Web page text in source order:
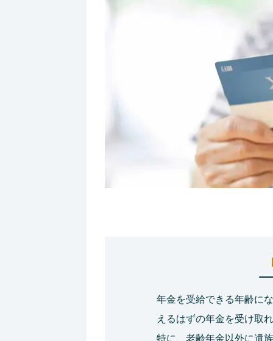
年金を受給できる年齢に
えるはずの年金を受け取
特に、老齢年金以外に遺